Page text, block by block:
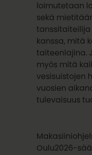
loimutetaan
sekä
tanssitaiteilija
kanssa, mitä
taiteenlajina.
myös mitä
vesisuistojen
vuosien
tulevaisuus
Oulu2026-